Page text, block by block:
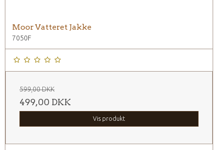
Moor Vatteret Jakke
7050F
599,00 DKK
499,00 DKK
Vis produkt